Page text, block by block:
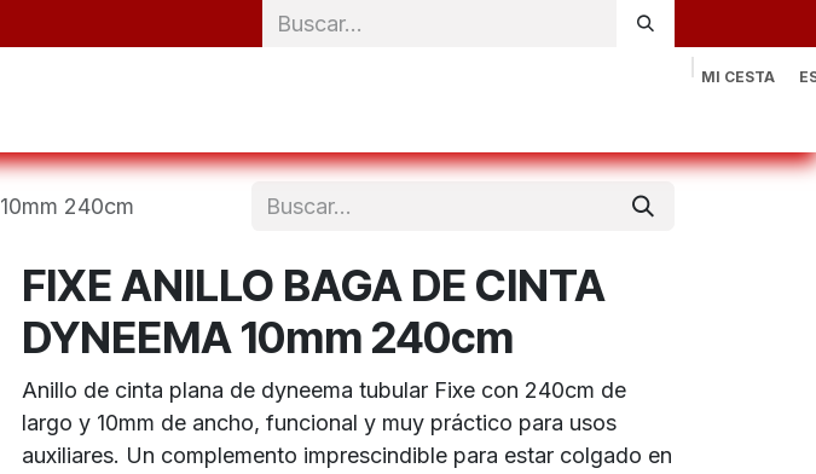
MI CESTA
240cm
FIXE ANILLO BAGA DE CINTA
DYNEEMA 10mm 240cm
Anillo de cinta plana de dyneema tubular Fixe con 240cm de
largo y 10mm de ancho, funcional y muy práctico para usos
auxiliares. Un complemento imprescindible para estar colgado en